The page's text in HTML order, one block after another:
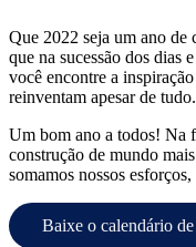
Que 2022 seja um ano de
que na sucessão dos dias
você encontre a
reinventam apesar de tudo.
Um bom ano a todos! Na
construção de mundo
somamos nossos
Baixe o calendário